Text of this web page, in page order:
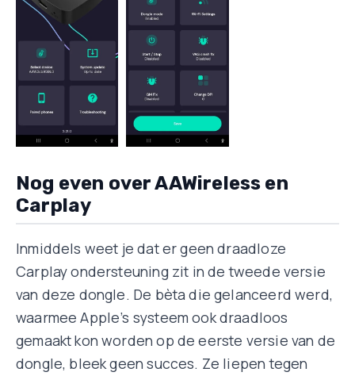
Nog even over AAWireless en
Carplay
Inmiddels weet je dat er geen draadloze
Carplay ondersteuning zit in de tweede versie
van deze dongle. De bèta die gelanceerd werd,
waarmee Apple’s systeem ook draadloos
gemaakt kon worden op de eerste versie van de
dongle, bleek geen succes. Ze liepen tegen